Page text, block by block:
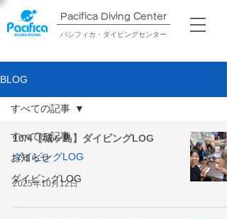
Pacifica Diving Center​
パシフィカ・ダイビングセンター
BLOG
すべての記事
お知らせ
ダイビングLOG
すべての記事
10/4【城ヶ島】ダイビングLOG
ダイビングLOG
2025年10月12日